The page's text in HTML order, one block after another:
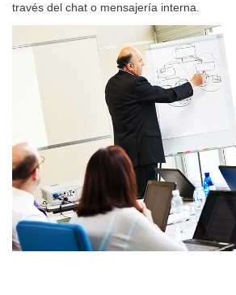
través del chat o mensajería interna.